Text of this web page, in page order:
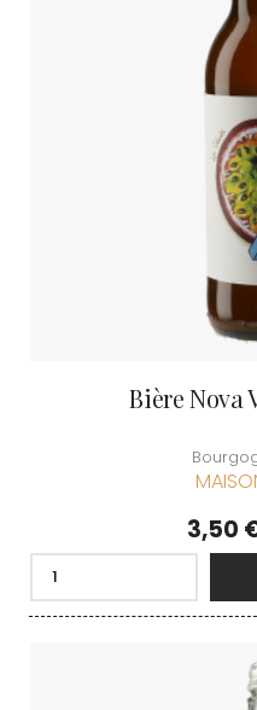
Bière Nova
Prix
3,50